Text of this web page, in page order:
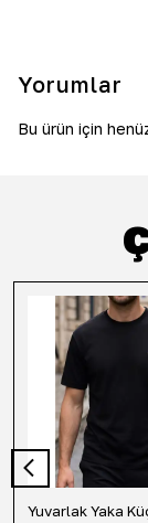
Yorumlar
Bu ürün için